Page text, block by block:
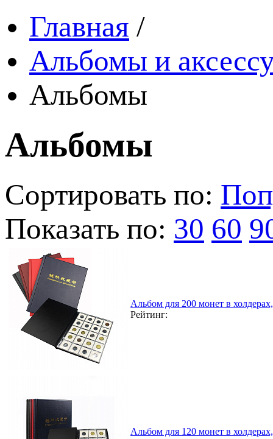
Главная /
Альбомы и
Альбомы
Альбомы
Сортировать по:
Показать по: 30 60
Альбом для 200 монет в
Рейтинг:
Альбом для 120 монет в